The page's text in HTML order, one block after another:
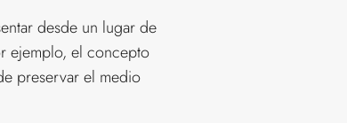
desde un lugar de
ejemplo, el concepto
preservar el medio